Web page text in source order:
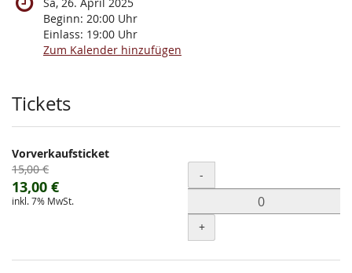
Beginn: 20:00 Uhr
Einlass: 19:00 Uhr
Zum Kalender hinzufügen
Produkte
Tickets
Vorverkaufsticket
Ursprünglicher
Preis:
15,00 €
Neuer
Preis:
13,00 €
inkl. 7% MwSt.
Menge
-
+